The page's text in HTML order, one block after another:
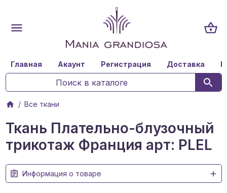
Главная Акаунт Регистрация Доставка
Все ткани
Ткань Плательно-блузочный
трикотаж Франция арт: PLEL
Информация о товаре